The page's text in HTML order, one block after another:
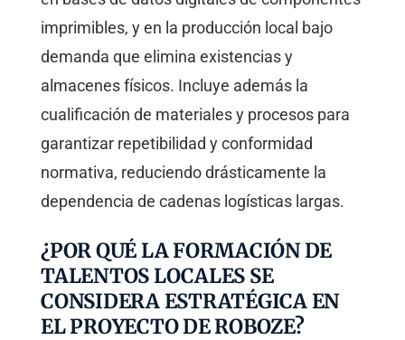
imprimibles, y en la producción local bajo
demanda que elimina existencias y
almacenes físicos. Incluye además la
cualificación de materiales y procesos para
garantizar repetibilidad y conformidad
normativa, reduciendo drásticamente la
dependencia de cadenas logísticas largas.
¿POR QUÉ LA FORMACIÓN DE
TALENTOS LOCALES SE
CONSIDERA ESTRATÉGICA EN
EL PROYECTO DE ROBOZE?